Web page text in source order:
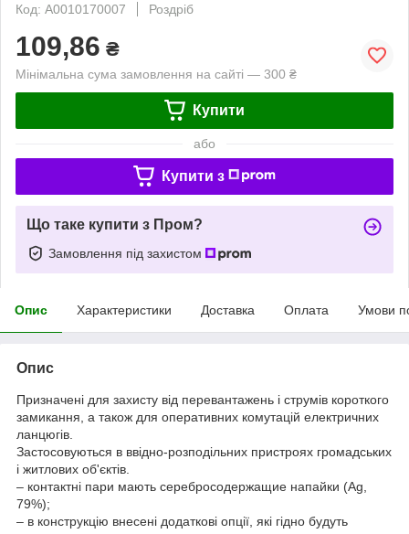
Код: A0010170007
Роздріб
109,86 ₴
Мінімальна сума замовлення на сайті — 300 ₴
Купити
або
Купити з
Що таке купити з Пром?
Замовлення під захистом
Опис Характеристики Доставка Оплата Умови
Опис
Призначені для захисту від перевантажень і струмів короткого
замикання, а також для оперативних комутацій електричних
ланцюгів.
Застосовуються в ввідно-розподільних пристроях громадських
і житлових об'єктів.
– контактні пари мають серебросодержащие напайки (Ag,
79%);
– в конструкцію внесені додаткові опції, які гідно будуть